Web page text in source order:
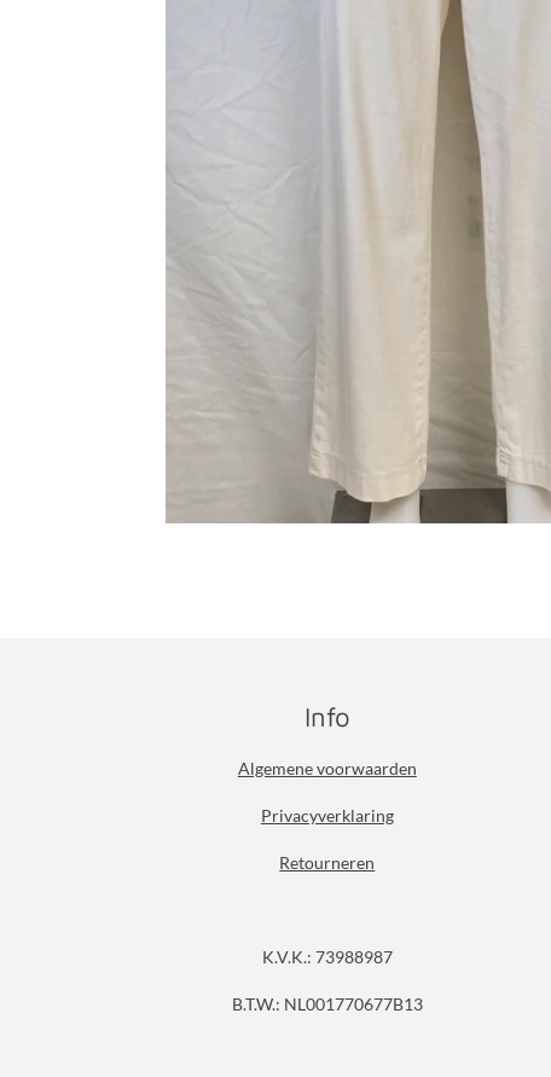
Info
Algemene voorwaarden
Privacyverklaring
Retourneren
K.V.K.: 73988987
B.T.W.: NL001770677B13